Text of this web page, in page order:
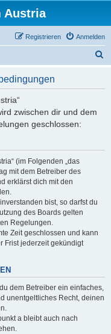
Austria
Anmelden
Registrieren
zwischen dir und dem
geschlossen:
(im Folgenden „das
mit dem Betreiber des
erklärst dich mit den
bist, so darfst du
des Boards gelten
Regelungen.
Zeit geschlossen und kann
Frist jederzeit gekündigt
dem Betreiber ein einfaches,
unentgeltliches Recht, deinen
a bleibt auch nach